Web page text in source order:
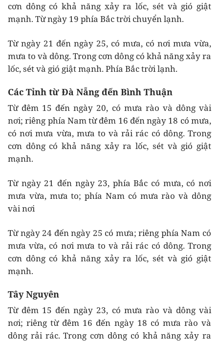
cơn dông có khả năng xảy ra lốc, sét và gió giật
mạnh. Từ ngày 19 phía Bắc trời chuyển lạnh.
Từ ngày 21 đến ngày 25, có mưa, có nơi mưa vừa,
mưa to và dông. Trong cơn dông có khả năng xảy ra
lốc, sét và gió giật mạnh. Phía Bắc trời lạnh.
Các Tỉnh từ Đà Nẵng đến Bình Thuận
Từ đêm 15 đến ngày 20, có mưa rào và dông vài
nơi; riêng phía Nam từ đêm 16 đến ngày 18 có mưa,
có nơi mưa vừa, mưa to và rải rác có dông. Trong
cơn dông có khả năng xảy ra lốc, sét và gió giật
mạnh.
Từ ngày 21 đến ngày 23, phía Bắc có mưa, có nơi
mưa vừa, mưa to; phía Nam có mưa rào và dông
vài nơi
Từ ngày 24 đến ngày 25 có mưa; riêng phía Nam có
mưa vừa, có nơi mưa to và rải rác có dông. Trong
cơn dông có khả năng xảy ra lốc, sét và gió giật
mạnh.
Tây Nguyên
Từ đêm 15 đến ngày 23, có mưa rào và dông vài
nơi; riêng từ đêm 16 đến ngày 18 có mưa rào và
dông rải rác. Trong cơn dông có khả năng xảy ra